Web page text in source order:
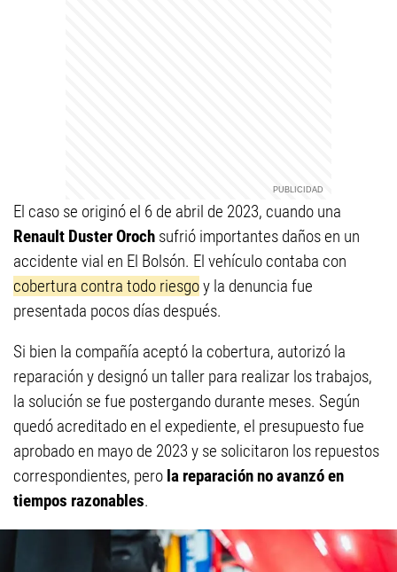
El caso se originó el 6 de abril de 2023, cuando una
Renault Duster Oroch sufrió importantes daños en un
accidente vial en El Bolsón. El vehículo contaba con
cobertura contra todo riesgoy la denuncia fue
presentada pocos días después.
Si bien la compañía aceptó la cobertura, autorizó la
reparación y designó un taller para realizar los trabajos,
la solución se fue postergando durante meses. Según
quedó acreditado en el expediente, el presupuesto fue
aprobado en mayo de 2023 y se solicitaron los repuestos
correspondientes, pero la reparación no avanzó en
tiempos razonables.